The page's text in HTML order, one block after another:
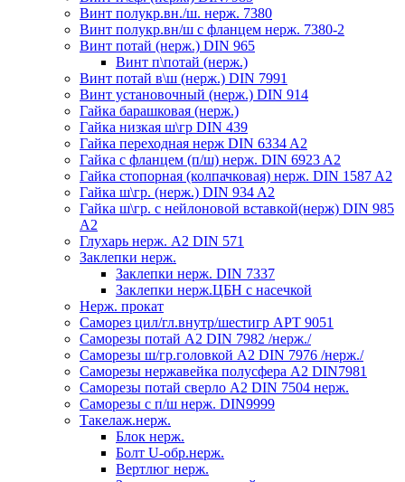
Винт полукр.вн./ш. нерж. 7380
Винт полукр.вн/ш с фланцем нерж. 7380-2
Винт потай (нерж.) DIN 965
Винт п\потай (нерж.)
Винт потай в\ш (нерж.) DIN 7991
Винт установочный (нерж.) DIN 914
Гайка барашковая (нерж.)
Гайка низкая ш\гр DIN 439
Гайка переходная нерж DIN 6334 A2
Гайка с фланцем (п/ш) нерж. DIN 6923 A2
Гайка стопорная (колпачковая) нерж. DIN 1587 A2
Гайка ш\гр. (нерж.) DIN 934 A2
Гайка ш\гр. с нейлоновой вставкой(нерж) DIN 985
A2
Глухарь нерж. А2 DIN 571
Заклепки нерж.
Заклепки нерж. DIN 7337
Заклепки нерж.ЦБН с насечкой
Нерж. прокат
Саморез цил/гл.внутр/шестигр АРТ 9051
Саморезы потай А2 DIN 7982 /нерж./
Саморезы ш/гр.головкой А2 DIN 7976 /нерж./
Саморезы нержавейка полусфера А2 DIN7981
Саморезы потай сверло А2 DIN 7504 нерж.
Саморезы с п/ш нерж. DIN9999
Такелаж.нерж.
Блок нерж.
Болт U-обр.нерж.
Вертлюг нерж.